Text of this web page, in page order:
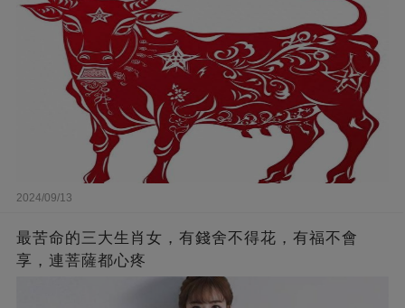
2024/09/13
最苦命的三大生肖女，有錢舍不得花，有福不會
享，連菩薩都心疼